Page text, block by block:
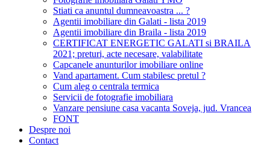
Stiati ca anuntul dumneavoastra ... ?
Agentii imobiliare din Galati - lista 2019
Agentii imobiliare din Braila - lista 2019
CERTIFICAT ENERGETIC GALATI si BRAILA
2021; preturi, acte necesare, valabilitate
Capcanele anunturilor imobiliare online
Vand apartament. Cum stabilesc pretul ?
Cum aleg o centrala termica
Servicii de fotografie imobiliara
Vanzare pensiune casa vacanta Soveja, jud. Vrancea
FONT
Despre noi
Contact